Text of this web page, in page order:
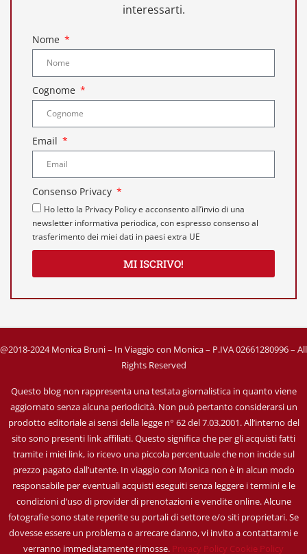
interessarti.
Nome
Cognome
Email
Consenso Privacy
Ho letto la Privacy Policy e acconsento all’invio di una
newsletter informativa periodica, con espresso consenso al
trasferimento dei miei dati in paesi extra UE
MI ISCRIVO!
@2018-2024 Monica Bruni – In Viaggio con Monica – P.IVA 02661280996 – All
Rights Reserved
Questo blog non rappresenta una testata giornalistica in quanto viene
aggiornato senza alcuna periodicità. Non può pertanto considerarsi un
prodotto editoriale ai sensi della legge n° 62 del 7.03.2001. All’interno del
sito sono presenti link affiliati. Questo significa che per gli acquisti fatti
tramite i miei link, io ricevo una piccola percentuale che non incide sul
prezzo pagato dall’utente. In viaggio con Monica non è in alcun modo
responsabile per eventuali acquisti eseguiti senza leggere i termini e le
condizioni d’uso di provider di prenotazioni e vendite online. Alcune
fotografie sono state reperite su portali di settore e/o siti proprietari. Se
dovesse essere un problema o arrecare danno, vi invito a contattarmi e
verranno immediatamente rimosse. Privacy Policy Cookie Policy